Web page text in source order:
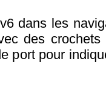
dans les
des crochets
port pour